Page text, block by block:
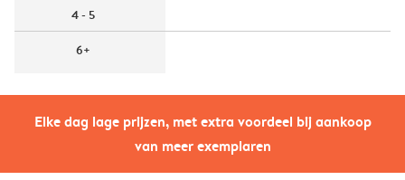
Elke dag lage prijzen, met extra voordeel bij aankoop
van meer exemplaren
4 - 5
6+